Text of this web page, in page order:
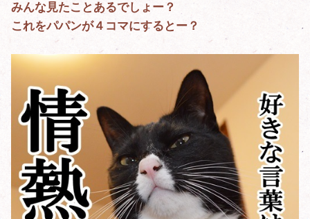
みんな見たことあるでしょー？
これをパパンが４コマにするとー？